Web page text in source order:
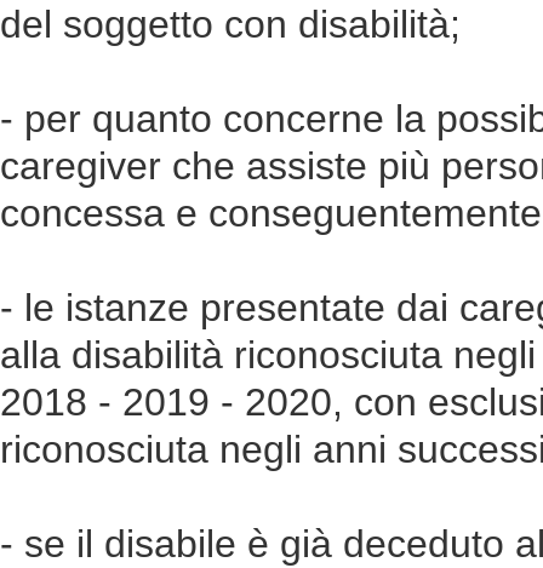
del soggetto con disabilità;
- per quanto concerne la
caregiver che assiste più
concessa e
- le istanze presentate dai
alla disabilità riconosciuta
2018 - 2019 - 2020, con
riconosciuta negli anni
- se il disabile è già deceduto